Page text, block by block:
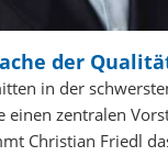
der
in der
einen zentralen
Christian Friedl